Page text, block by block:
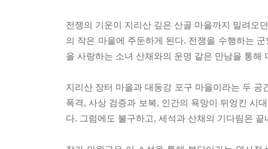
전쟁의 기운이 지리산 깊은 산골 마을까지 밀려오
의 작은 마을에 주둔하게 된다. 전쟁을 수행하는
을 사랑하는 소녀 산채와의 운명 같은 만남을 통해
지리산 장터 마을과 대동강 포구 마을이라는 두
폭격, 사상 검증과 보복, 인간의 욕망이 뒤엉킨 시
다. 그럼에도 불구하고, 세석과 산채의 기다림은 끝